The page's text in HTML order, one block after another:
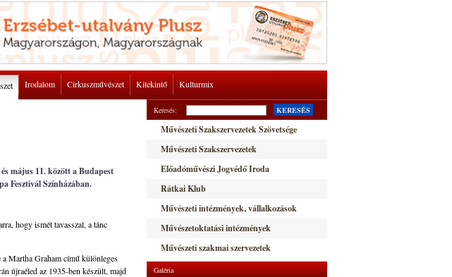
Irodalom Cirkuszművészet Kitekintő Kulturmix
május 11. között a Budapest
Fesztivál Színházában.
hogy ismét tavasszal, a tánc
Martha Graham című különleges
újraéled az 1935-ben készült, majd
Keresés: KERESÉS
Művészeti Szakszervezetek Szövetsége
Művészeti Szakszervezetek
Előadóművészi Jogvédő Iroda
Rátkai Klub
Művészeti intézmények, vállalkozások
Művészetoktatási intézmények
Művészeti szakmai szervezetek
Galéria